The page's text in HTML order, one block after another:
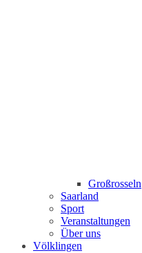
Großrosseln
Saarland
Sport
Veranstaltungen
Über uns
Völklingen